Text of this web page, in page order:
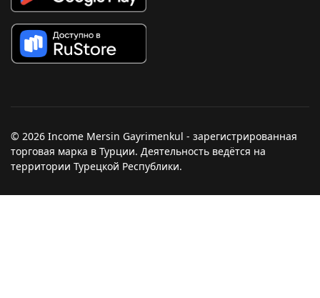
© 2026 Income Mersin Gayrimenkul - зарегистрированная
торговая марка в Турции. Деятельность ведётся на
территории Турецкой Республики.